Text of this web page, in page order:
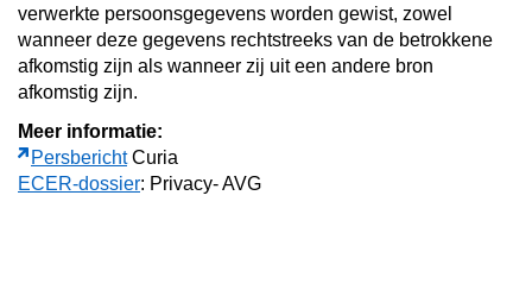
verwerkte persoonsgegevens worden gewist, zowel
wanneer deze gegevens rechtstreeks van de betrokkene
afkomstig zijn als wanneer zij uit een andere bron
afkomstig zijn.
Meer informatie:
PersberichtCuria
ECER-dossier: Privacy- AVG